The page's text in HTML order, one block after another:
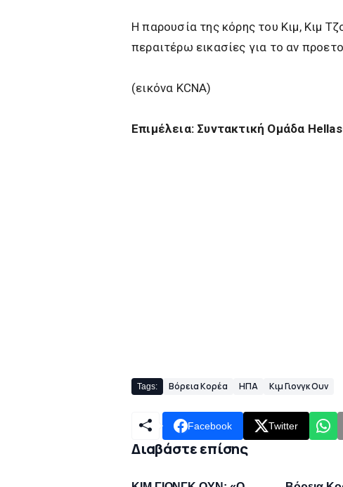
Η παρουσία της κόρης του Κιμ, Κιμ
περαιτέρω εικασίες για το αν
(εικόνα KCNA)
Επιμέλεια: Συντακτική Ομάδα
Tags: Βόρεια Κορέα ΗΠΑ Κιμ Γιονγκ Ουν
Facebook Twitter
Διαβάστε επίσης